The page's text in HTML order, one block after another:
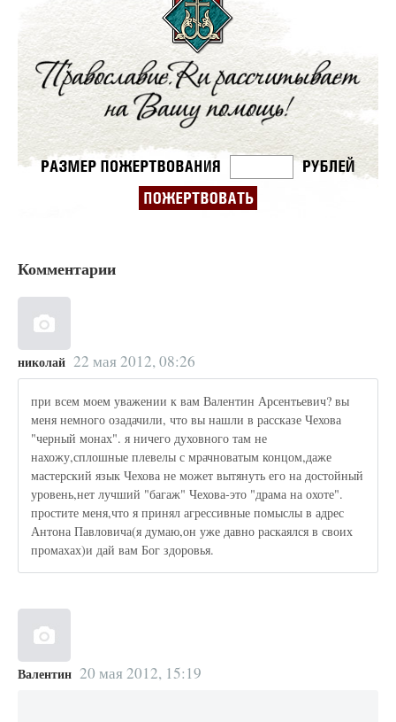
Комментарии
николай 22 мая 2012, 08:26
при всем моем уважении к вам Валентин Арсентьевич? вы
меня немного озадачили, что вы нашли в рассказе Чехова
"черный монах". я ничего духовного там не
нахожу,сплошные плевелы с мрачноватым концом,даже
мастерский язык Чехова не может вытянуть его на достойный
уровень,нет лучший "багаж" Чехова-это "драма на охоте".
простите меня,что я принял агрессивные помыслы в адрес
Антона Павловича(я думаю,он уже давно раскаялся в своих
промахах)и дай вам Бог здоровья.
Валентин 20 мая 2012, 15:19